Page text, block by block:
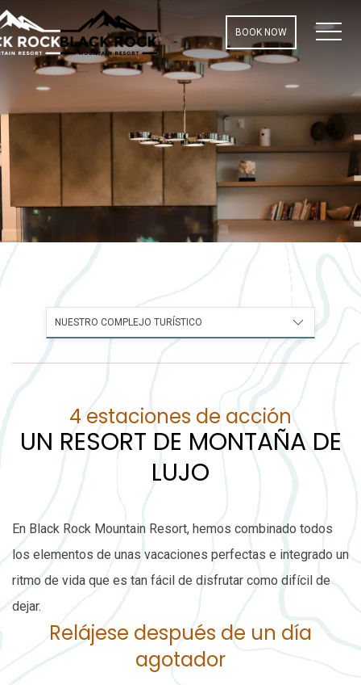
BOOK NOW MENU
NUESTRO COMPLEJO TURÍSTICO
4 estaciones de acción
UN RESORT DE MONTAÑA DE
LUJO
En Black Rock Mountain Resort, hemos combinado todos
los elementos de unas vacaciones perfectas e integrado un
ritmo de vida que es tan fácil de disfrutar como difícil de
dejar.
Relájese después de un día
agotador